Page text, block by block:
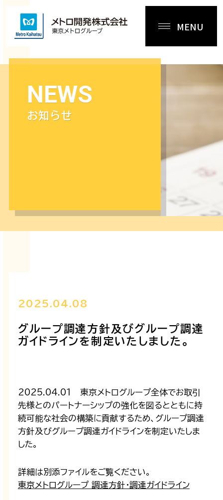
NEWS
お知らせ
2025.04.08
グループ調達方針及びグループ調達
ガイドラインを制定いたしました。
2025.04.01 東京メトログループ全体でお取引
先様とのパートナーシップの強化を図るとともに持
続可能な社会の構築に貢献するため、グループ調達
方針及びグループ調達ガイドラインを制定いたしま
した。
詳細は別添ファイルをご覧ください。
東京メトログループ 調達方針・調達ガイドライン
MENU